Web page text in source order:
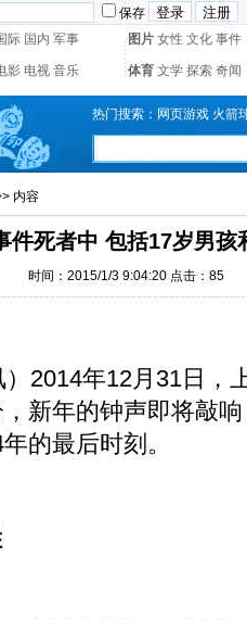
保存
际 国内 军事 图片 女性 文化 事件
影 电视 音乐 体育 文学 探索 奇闻
热门搜索： 网页游戏 火箭
内容
件死者中 包括17岁男孩
时间：2015/1/3 9:04:20 点击： 85
）2014年12月31日，
新年的钟声即将敲
的最后时刻。